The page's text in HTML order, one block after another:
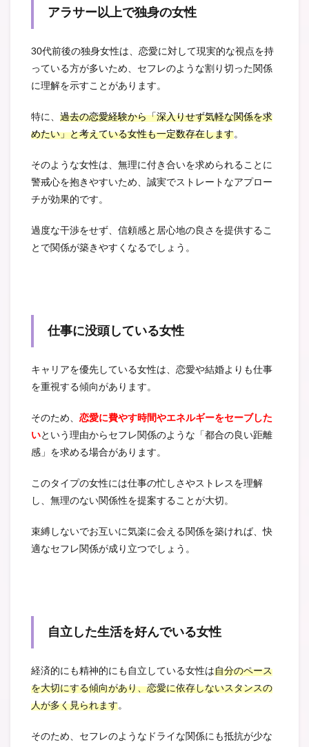
アラサー以上で独身の女性
30代前後の独身女性は、恋愛に対して現実的な視点を持
っている方が多いため、セフレのような割り切った関係
に理解を示すことがあります。
特に、 過去の恋愛経験から「深入りせず気軽な関係を求
めたい」と考えている女性も一定数存在します。
そのような女性は、無理に付き合いを求められることに
警戒心を抱きやすいため、誠実でストレートなアプロー
チが効果的です。
過度な干渉をせず、信頼感と居心地の良さを提供するこ
とで関係が築きやすくなるでしょう。
仕事に没頭している女性
キャリアを優先している女性は、恋愛や結婚よりも仕事
を重視する傾向があります。
そのため、 恋愛に費やす時間やエネルギーをセーブした
いという理由からセフレ関係のような「都合の良い距離
感」を求める場合があります。
このタイプの女性には仕事の忙しさやストレスを理解
し、無理のない関係性を提案することが大切。
束縛しないでお互いに気楽に会える関係を築ければ、快
適なセフレ関係が成り立つでしょう。
自立した生活を好んでいる女性
経済的にも精神的にも自立している女性は自分のペース
を大切にする傾向があり、恋愛に依存しないスタンスの
人が多く見られます。
そのため、セフレのようなドライな関係にも抵抗が少な